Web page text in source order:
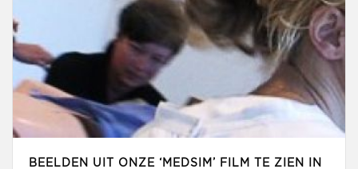
BEELDEN UIT ONZE ‘MEDSIM’ FILM TE ZIEN IN